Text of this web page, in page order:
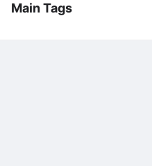
Main Tags